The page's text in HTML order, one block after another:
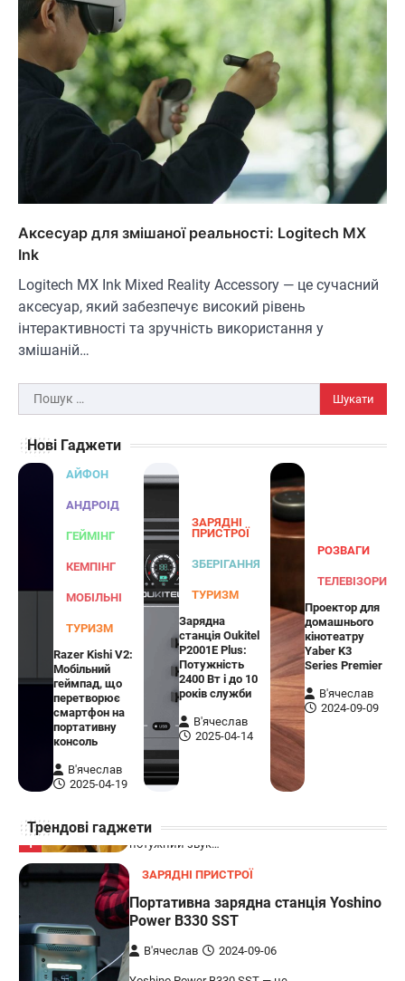
Аксесуар для змішаної реальності: Logitech MX
Ink
Logitech MX Ink Mixed Reality Accessory — це сучасний
аксесуар, який забезпечує високий рівень
інтерактивності та зручність використання у
змішаній…
Пошук:
Нові Гаджети
АЙФОН
АНДРОІД
ГЕЙМІНГ
КЕМПІНГ
МОБІЛЬНІ
ТУРИЗМ
Razer Kishi V2:
Мобільний
геймпад, що
перетворює
смартфон на
портативну
консоль
В'ячеслав
2025-04-19
ЗАРЯДНІ
ПРИСТРОЇ
ЗБЕРІГАННЯ
ТУРИЗМ
Зарядна
станція Oukitel
P2001E Plus:
Потужність
2400 Вт і до 10
років служби
В'ячеслав
2025-04-14
РОЗВАГИ
ТЕЛЕВІЗОРИ
Проектор для
домашнього
кінотеатру
Yaber K3
Series Premier
В'ячеслав
2024-09-09
Трендові гаджети
3
ОСВІТЛЕННЯ РОЗУМНИЙ ДІМ
Розумні сонячні прожектори AiDot
AiDot Linkind — це розумні сонячні
прожектори, які забезпечують ефективне
освітлення вашого подвір'я, саду або…
Joyroom JR-TCW02 — це універсальний
дорожній адаптер потужністю 65 Вт,
розроблений для заряджання ваших
ГЕЙМІНГ
Бездротовий контролер 8BitDo Lite
SE 2.4G для Xbox
В'ячеслав 2024-09-03
8BitDo Lite SE 2.4G — це компактний
бездротовий контролер, розроблений
спеціально для Xbox. Завдяки своєму…
1
АУДІО КОЛОНКИ
Бездротова колонка LG XBOOM Go
XG2T
В'ячеслав 2024-09-07
бездротова колонка, яка поєднує в собі
потужний звук…
ЗАРЯДНІ ПРИСТРОЇ
Портативна зарядна станція Yoshino
Power B330 SST
В'ячеслав 2024-09-06